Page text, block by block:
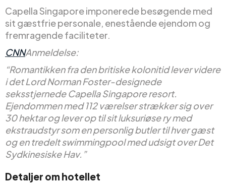
Capella Singapore imponerede besøgende med
sit gæstfrie personale, enestående ejendom og
fremragende faciliteter.
CNNAnmeldelse:
“Romantikken fra den britiske kolonitid lever videre
i det Lord Norman Foster-designede
seksstjernede Capella Singapore resort.
Ejendommen med 112 værelser strækker sig over
30 hektar og lever op til sit luksuriøse ry med
ekstraudstyr som en personlig butler til hver gæst
og en tredelt swimmingpool med udsigt over Det
Sydkinesiske Hav.”
Detaljer om hotellet